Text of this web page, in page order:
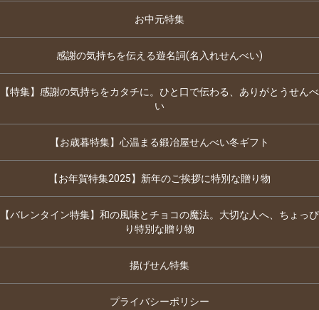
お中元特集
感謝の気持ちを伝える遊名詞(名入れせんべい)
【特集】感謝の気持ちをカタチに。ひと口で伝わる、ありがとうせんべ
い
【お歳暮特集】心温まる鍛冶屋せんべい冬ギフト
【お年賀特集2025】新年のご挨拶に特別な贈り物
【バレンタイン特集】和の風味とチョコの魔法。大切な人へ、ちょっぴ
り特別な贈り物
揚げせん特集
プライバシーポリシー